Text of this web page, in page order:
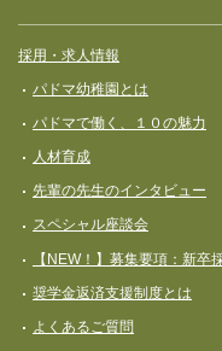
採用・求人情報
パドマ幼稚園とは
パドマで働く、１０の魅力
人材育成
先輩の先生のインタビュー
スペシャル座談会
【NEW！】募集要項：新
奨学⾦返済⽀援制度とは
よくあるご質問